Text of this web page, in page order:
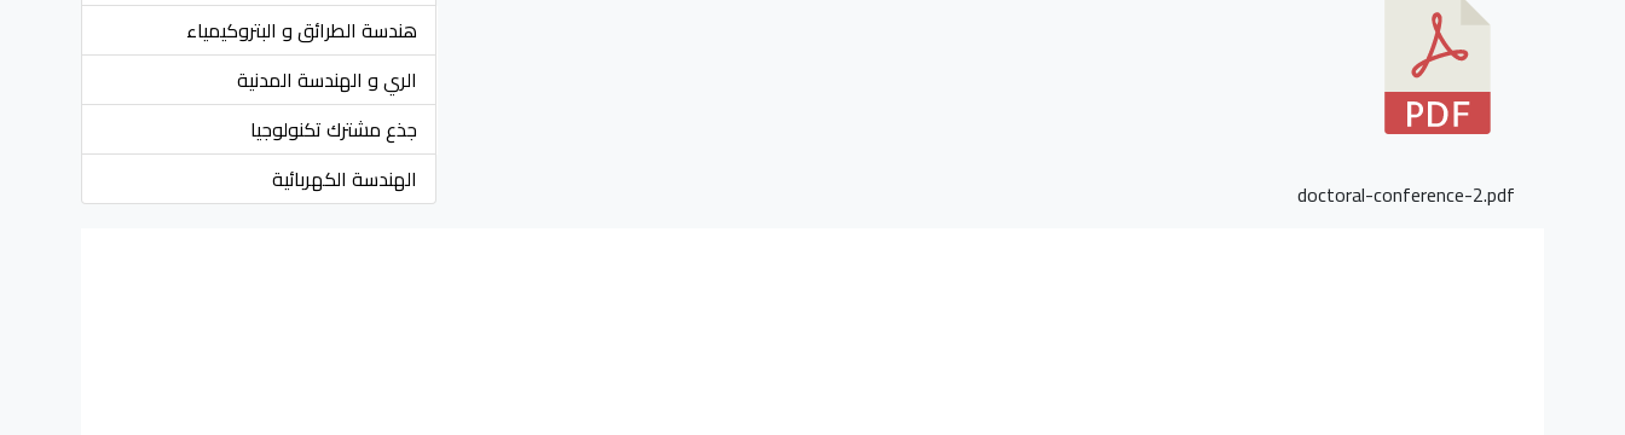
doctoral-conference-2.pdf
هندسة الطرائق و البتروكيمياء
الري و الهندسة المدنية
جذع مشترك تكنولوجيا
الهندسة الكهربائية